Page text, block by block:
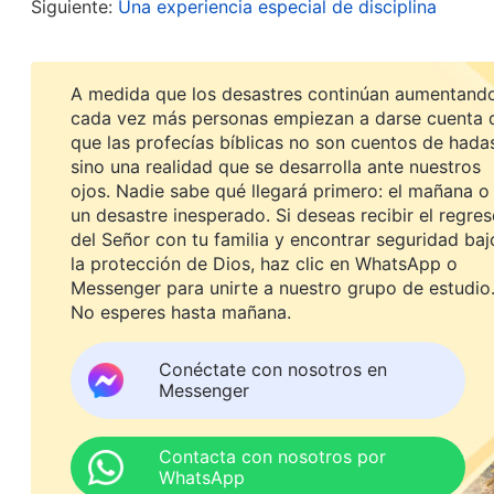
sola y que podía manejar el trabajo, así que
hice fue muy perjudicial. Retrasé nuestro
preocupaba que la gente viera mi verdadera
completamente irracional.
Después, encontré una senda de práctica en la
buscar la verdad para resolver cualquier
simular o dar una imagen falsa ante los
corruptas… sé totalmente abierto acerca de
Aprender a abrirse es el primer paso para la
superar. Una vez que lo has superado, es fácil
Significa que estás abriendo tu corazón y
negativo; que te estás descubriendo ante los
Siguiente: Una experiencia especial de disciplina
A medida que los desastres continúan
cada vez más personas empiezan a darse cuenta
que las profecías bíblicas no son cuentos de
sino una realidad que se desarrolla ante nuestros
ojos. Nadie sabe qué llegará primero: el mañana o
un desastre inesperado. Si deseas recibir el
del Señor con tu familia y encontrar seguridad
la protección de Dios, haz clic en WhatsApp o
Messenger para unirte a nuestro grupo de estudio.
No esperes hasta mañana.
Conéctate con nosotros en
Messenger
Contacta con nosotros por
WhatsApp